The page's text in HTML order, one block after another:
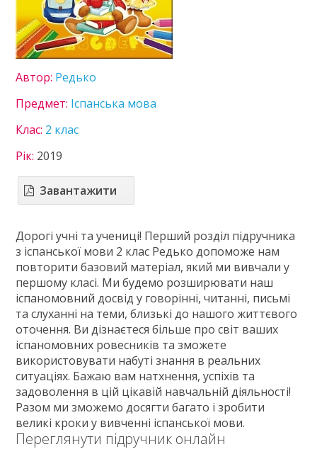
8 клас
9 клас
10 клас
Автор: Редько
Предмет: Іспанська мова
Клас: 2 клас
Рік: 2019
Завантажити
Дорогі учні та учениці! Перший розділ підручника
з іспанської мови 2 клас Редько допоможе нам
повторити базовий матеріал, який ми вивчали у
першому класі. Ми будемо розширювати наш
іспаномовний досвід у говорінні, читанні, письмі
та слуханні на теми, близькі до нашого життєвого
оточення. Ви дізнаєтеся більше про світ ваших
іспаномовних ровесників та зможете
використовувати набуті знання в реальних
ситуаціях. Бажаю вам натхнення, успіхів та
задоволення в цій цікавій навчальній діяльності!
Разом ми зможемо досягти багато і зробити
великі кроки у вивченні іспанської мови.
Переглянути підручник онлайн